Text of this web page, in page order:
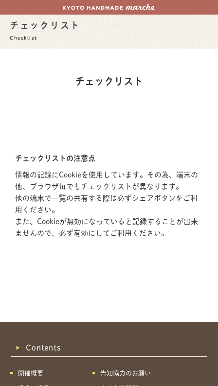
チェックリスト
Checklist
チェックリスト
チェックリストの注意点
情報の記録にCookieを使用しています。その為、端末の
他、ブラウザ毎でもチェックリストが異なります。
他の端末で一覧の共有する際は必ずシェアボタンをご利
用ください。
また、Cookieが無効になっていると記録することが出来
ませんので、必ず有効にしてご利用ください。
Contents
開催概要 告知協力のお願い